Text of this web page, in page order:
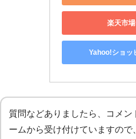
楽天市
Yahoo!ショッ
質問などありましたら、コメン
ームから受け付けていますので